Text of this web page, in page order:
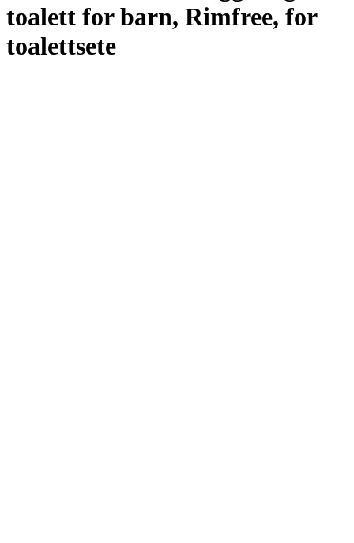
toalett for barn, Rimfree, for
toalettsete